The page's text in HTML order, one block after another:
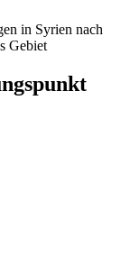
in Syrien nach
Gebiet